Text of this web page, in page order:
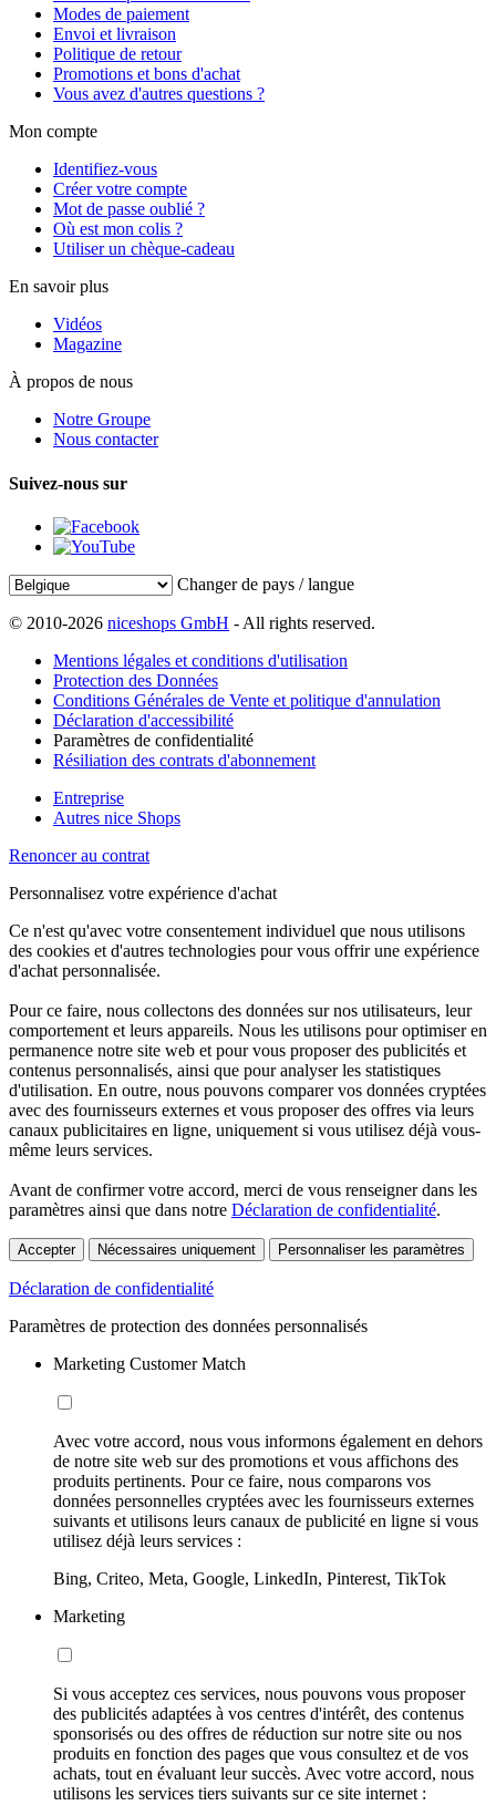
Modes de paiement
Envoi et livraison
Politique de retour
Promotions et bons d'achat
Vous avez d'autres questions ?
Mon compte
Identifiez-vous
Créer votre compte
Mot de passe oublié ?
Où est mon colis ?
Utiliser un chèque-cadeau
En savoir plus
Vidéos
Magazine
À propos de nous
Notre Groupe
Nous contacter
Suivez-nous sur
Changer de pays / langue
© 2010-2026 niceshops GmbH - All rights reserved.
Mentions légales et conditions d'utilisation
Protection des Données
Conditions Générales de Vente et politique d'annulation
Déclaration d'accessibilité
Paramètres de confidentialité
Résiliation des contrats d'abonnement
Entreprise
Autres nice Shops
Renoncer au contrat
Personnalisez votre expérience d'achat
Ce n'est qu'avec votre consentement individuel que nous utilisons
des cookies et d'autres technologies pour vous offrir une expérience
d'achat personnalisée.
Pour ce faire, nous collectons des données sur nos utilisateurs, leur
comportement et leurs appareils. Nous les utilisons pour optimiser en
permanence notre site web et pour vous proposer des publicités et
contenus personnalisés, ainsi que pour analyser les statistiques
d'utilisation. En outre, nous pouvons comparer vos données cryptées
avec des fournisseurs externes et vous proposer des offres via leurs
canaux publicitaires en ligne, uniquement si vous utilisez déjà vous-
même leurs services.
Avant de confirmer votre accord, merci de vous renseigner dans les
paramètres ainsi que dans notre Déclaration de confidentialité.
Accepter Nécessaires uniquement Personnaliser les paramètres
Déclaration de confidentialité
Paramètres de protection des données personnalisés
Marketing Customer Match
Avec votre accord, nous vous informons également en dehors
de notre site web sur des promotions et vous affichons des
produits pertinents. Pour ce faire, nous comparons vos
données personnelles cryptées avec les fournisseurs externes
suivants et utilisons leurs canaux de publicité en ligne si vous
utilisez déjà leurs services :
Bing, Criteo, Meta, Google, LinkedIn, Pinterest, TikTok
Marketing
Si vous acceptez ces services, nous pouvons vous proposer
des publicités adaptées à vos centres d'intérêt, des contenus
sponsorisés ou des offres de réduction sur notre site ou nos
produits en fonction des pages que vous consultez et de vos
achats, tout en évaluant leur succès. Avec votre accord, nous
utilisons les services tiers suivants sur ce site internet :